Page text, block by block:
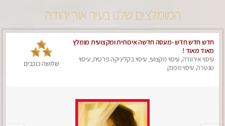
המומלצים שלנו בעיר אור יהודה
חדש חדש חדש -מעסה חדשה איכותית ומקצועית מומלץ
מאוד מאוד !
עיסוי אירוודה, עיסוי מקצועי, עיסוי בקליניקה פרטית, עיסוי
טנטרה, עיסוי מפנק
שלושה כוכבים